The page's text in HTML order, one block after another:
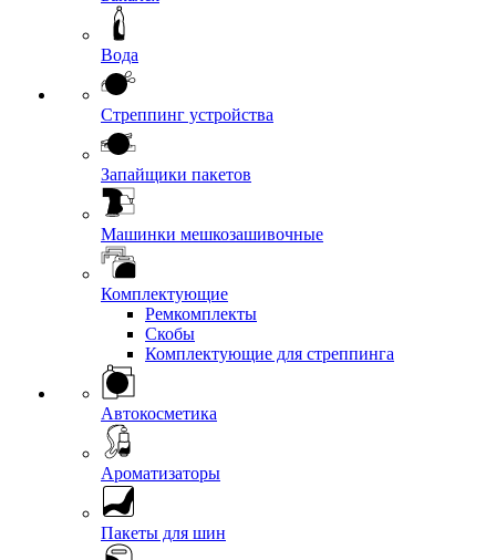
Вода
Стреппинг устройства
Запайщики пакетов
Машинки мешкозашивочные
Комплектующие
Ремкомплекты
Скобы
Комплектующие для стреппинга
Автокосметика
Ароматизаторы
Пакеты для шин